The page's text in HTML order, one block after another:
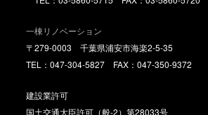
一棟リノベーション
〒279-0003 千葉県浦安市海楽2-5-35
TEL：047-304-5827 FAX：047-350-9372
建設業許可
国土交通大臣許可（般-2）第28033号